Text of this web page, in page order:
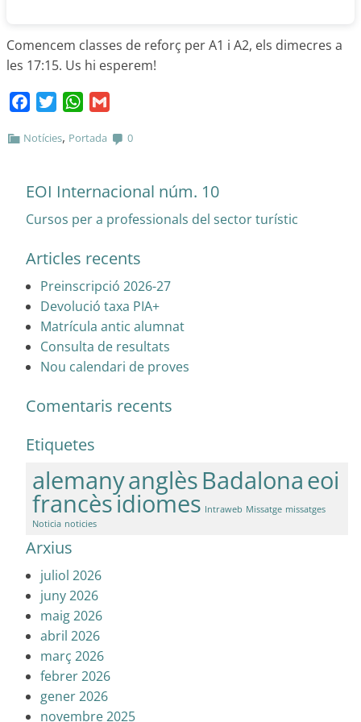
Comencem classes de reforç per A1 i A2, els dimecres a
les 17:15. Us hi esperem!
FacebookTwitterWhatsApp
Notícies, Portada 0
EOI Internacional núm. 10
Cursos per a professionals del sector turístic
Articles recents
Preinscripció 2026-27
Devolució taxa PIA+
Matrícula antic alumnat
Consulta de resultats
Nou calendari de proves
Comentaris recents
Etiquetes
alemanyanglèsBadalonaeoi
francèsidiomes Intraweb Missatge missatges
Noticia noticies
Arxius
juliol 2026
juny 2026
maig 2026
abril 2026
març 2026
febrer 2026
gener 2026
novembre 2025